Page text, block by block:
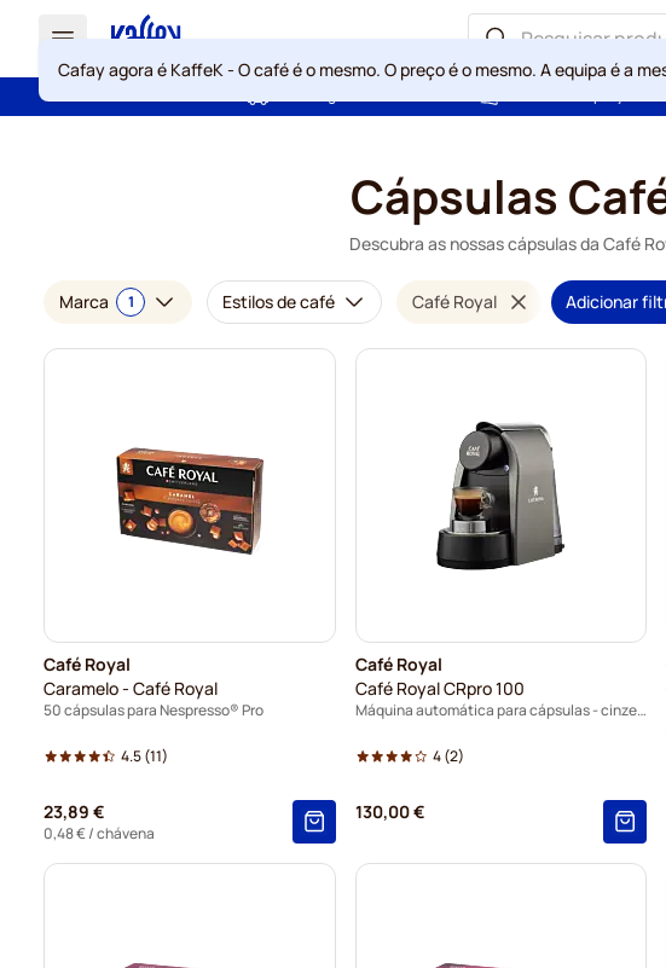
Cafay agora é KaffeK - O café é o mesmo. O preço é o mesmo. A equipa é a
Cápsulas
Descubra as nossas cápsulas da Café
Marca 1 Estilos de café Café Royal Adicionar
Café Royal
Caramelo - Café Royal
50 cápsulas para Nespresso® Pro
4.5(11)
23,89 €
0,48 €/ chávena
Café Royal
Café Royal CRpro 100
Máquina automática para cápsulas - cinzento
4(2)
130,00 €